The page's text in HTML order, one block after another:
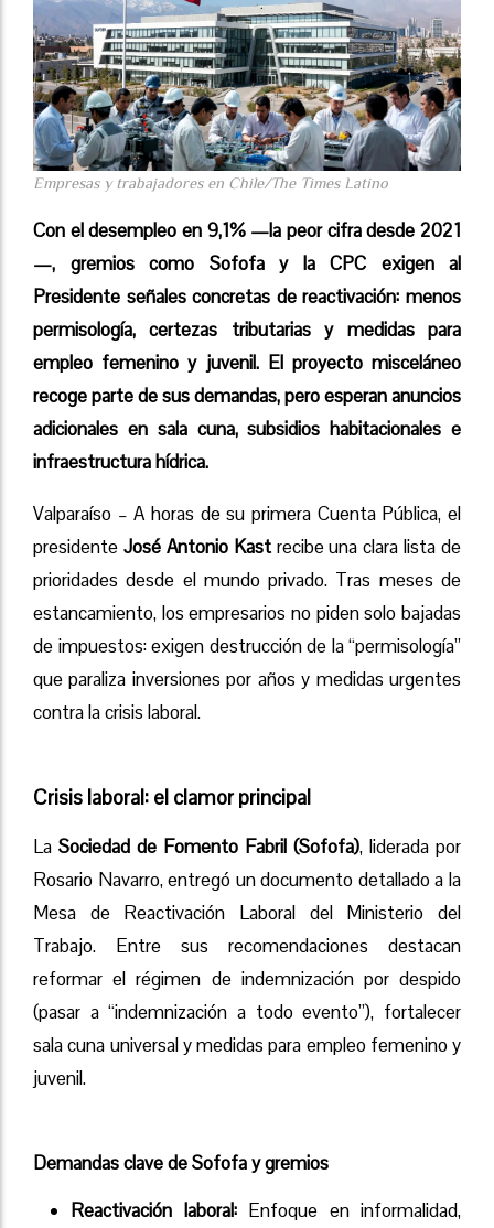
Empresas y trabajadores en Chile/The Times Latino
Con el desempleo en 9,1% —la peor cifra desde 2021
—, gremios como Sofofa y la CPC exigen al
Presidente señales concretas de reactivación: menos
permisología, certezas tributarias y medidas para
empleo femenino y juvenil. El proyecto misceláneo
recoge parte de sus demandas, pero esperan anuncios
adicionales en sala cuna, subsidios habitacionales e
infraestructura hídrica.
Valparaíso – A horas de su primera Cuenta Pública, el
presidente José Antonio Kastrecibe una clara lista de
prioridades desde el mundo privado. Tras meses de
estancamiento, los empresarios no piden solo bajadas
de impuestos: exigen destrucción de la “permisología”
que paraliza inversiones por años y medidas urgentes
contra la crisis laboral.
Crisis laboral: el clamor principal
La Sociedad de Fomento Fabril (Sofofa), liderada por
Rosario Navarro, entregó un documento detallado a la
Mesa de Reactivación Laboral del Ministerio del
Trabajo. Entre sus recomendaciones destacan
reformar el régimen de indemnización por despido
(pasar a “indemnización a todo evento”), fortalecer
sala cuna universal y medidas para empleo femenino y
juvenil.
Demandas clave de Sofofa y gremios
Reactivación laboral:Enfoque en informalidad,